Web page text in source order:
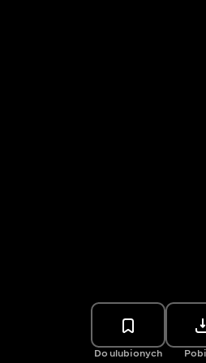
Do ulubionych